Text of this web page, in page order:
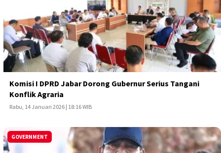
Komisi I DPRD Jabar Dorong Gubernur Serius Tangani
Konflik Agraria
Rabu, 14 Januari 2026 | 18:16 WIB
GOVERNMENT